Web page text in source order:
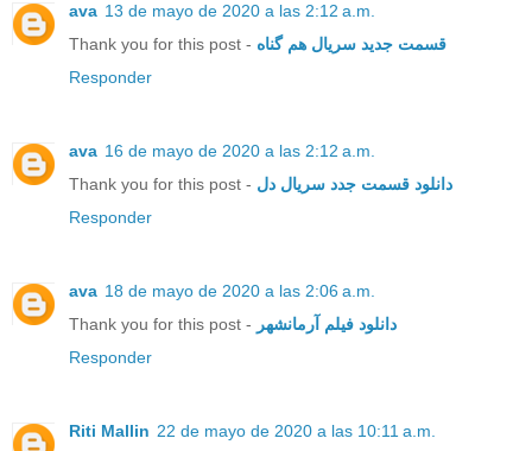
ava 13 de mayo de 2020 a las 2:12 a.m.
Thank you for this post - قسمت جدید سریال هم گناه
Responder
ava 16 de mayo de 2020 a las 2:12 a.m.
Thank you for this post - دانلود قسمت جدد سریال دل
Responder
ava 18 de mayo de 2020 a las 2:06 a.m.
Thank you for this post - دانلود فیلم آرمانشهر
Responder
Riti Mallin 22 de mayo de 2020 a las 10:11 a.m.